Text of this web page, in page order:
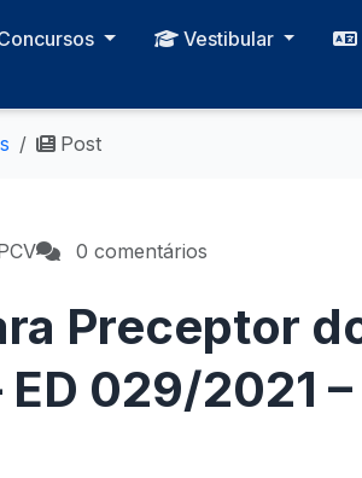
Vestibular
Post
0 comentários
Preceptor
029/2021